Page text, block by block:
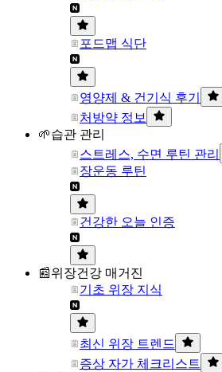
포드맵 식단
영양제 & 건기식 후기
처방약 정보
🌱습관 관리
스트레스, 수면 루틴 관리
장운동 루틴
건강한 오늘 인증
📰위장건강 매거진
기초 위장 지식
최신 위장 트렌드
증상 자가 체크리스트